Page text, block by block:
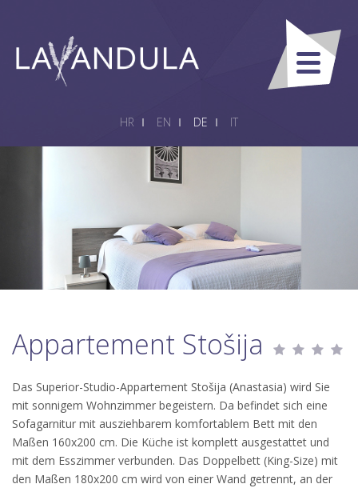
HR EN DE IT
Appartement Stošija
Das Superior-Studio-Appartement Stošija (Anastasia) wird Sie
mit sonnigem Wohnzimmer begeistern. Da befindet sich eine
Sofagarnitur mit ausziehbarem komfortablem Bett mit den
Maßen 160x200 cm. Die Küche ist komplett ausgestattet und
mit dem Esszimmer verbunden. Das Doppelbett (King-Size) mit
den Maßen 180x200 cm wird von einer Wand getrennt, an der